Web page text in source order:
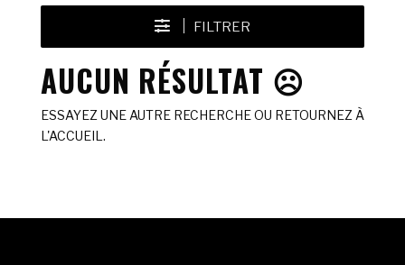
FILTRER
AUCUN RÉSULTAT ☹️
ESSAYEZ UNE AUTRE RECHERCHE OU RETOURNEZ À
L'ACCUEIL.